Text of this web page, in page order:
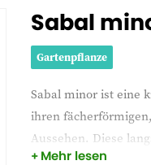
Sabal
Gartenpflanze
Sabal minor ist eine
ihren
Aussehen. Diese
sonnigen bis
Mehr lesen